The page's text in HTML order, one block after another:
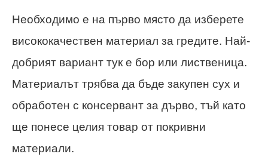
Необходимо е на първо място да изберете
висококачествен материал за гредите. Най-
добрият вариант тук е бор или лиственица.
Материалът трябва да бъде закупен сух и
обработен с консервант за дърво, тъй като
ще понесе целия товар от покривни
материали.